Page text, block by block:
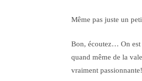
Même pas juste un
Bon, écoutez… On est
quand même de la
vraiment passionnante!